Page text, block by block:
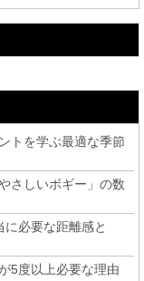
を学ぶ最適な季節
しいボギー」の数
必要な距離感と
度以上必要な理由